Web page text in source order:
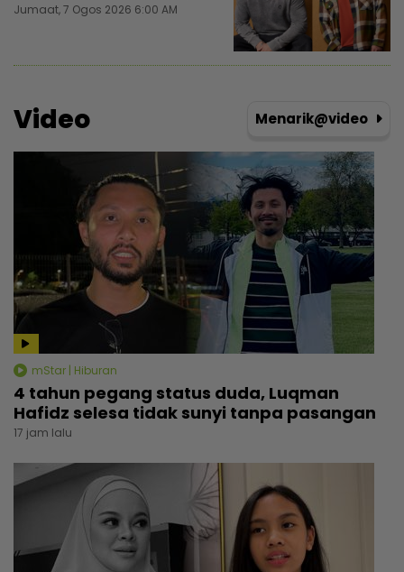
Jumaat, 7 Ogos 2026 6:00 AM
Video Menarik@video
mStar | Hiburan
4 tahun pegang status duda, Luqman
Hafidz selesa tidak sunyi tanpa pasangan
17 jam lalu